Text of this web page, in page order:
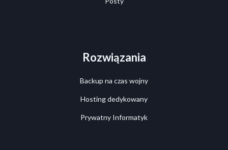
Rozwiązania
Backup na czas wojny
Hosting dedykowany
Prywatny Informatyk